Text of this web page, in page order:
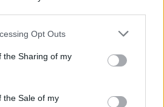
Opt Outs
the Sharing of my
the Sale of my